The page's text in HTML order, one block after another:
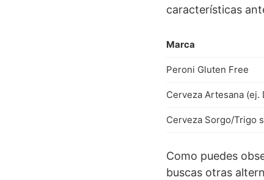
características
Marca
Peroni Gluten Free
Cerveza Artesana (ej.
Cerveza Sorgo/Trigo
Como puedes
buscas otras